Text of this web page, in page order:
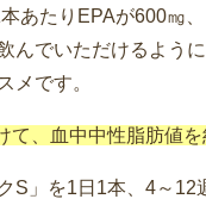
本あたりEPAが600㎎
んでいただけるよう
メです。
て、血中中性脂肪値
S」を1日1本、4～